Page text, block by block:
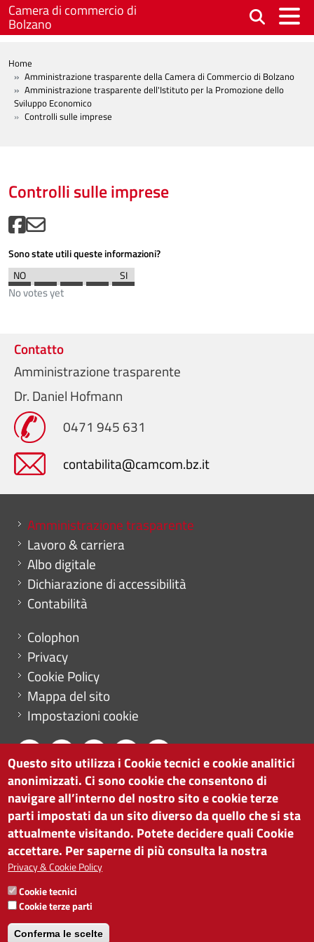
Salta al contenuto principale
Camera di commercio di
Bolzano
BREADCRUMB
Home
Amministrazione trasparente della Camera di Commercio di Bolzano
Amministrazione trasparente dell'Istituto per la Promozione dello
Sviluppo Economico
Controlli sulle imprese
Controlli sulle imprese
Sono state utili queste informazioni?
No votes yet
Contatto
Amministrazione trasparente
Dr. Daniel Hofmann
0471 945 631
contabilita@camcom.bz.it
Mini menu di servizio
Amministrazione trasparente
Lavoro & carriera
Albo digitale
Dichiarazione di accessibilità
Contabilità
Menu footer
Colophon
Privacy
Cookie Policy
Mappa del sito
Impostazioni cookie
CAMERA DI COMMERCIO DI BOLZANO
via Alto Adige 60 | I-39100 Bolzano
tel. 0471 945 511 |info@camcom.bz.it
Partita IVA: 00376420212
ISTITUTO PER LA PROMOZIONE DELLO
SVILUPPO ECONOMICO
Partita IVA: 01716880214
Questo sito utilizza i Cookie tecnici e cookie analitici
anonimizzati. Ci sono cookie che consentono di
navigare all’interno del nostro sito e cookie terze
parti impostati da un sito diverso da quello che si sta
attualmente visitando. Potete decidere quali Cookie
accettare. Per saperne di più consulta la nostra
Privacy & Cookie Policy
Cookie tecnici
Cookie terze parti
Conferma le scelte